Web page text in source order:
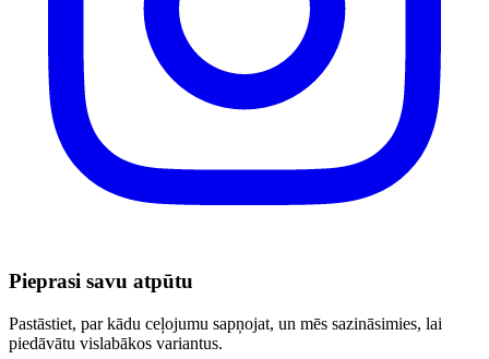
Pieprasi savu atpūtu
Pastāstiet, par kādu ceļojumu sapņojat, un mēs sazināsimies, lai
piedāvātu vislabākos variantus.